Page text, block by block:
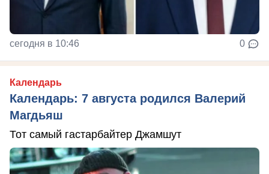
сегодня в 10:46 0
Календарь
Календарь: 7 августа родился Валерий
Магдьяш
Тот самый гастарбайтер Джамшут